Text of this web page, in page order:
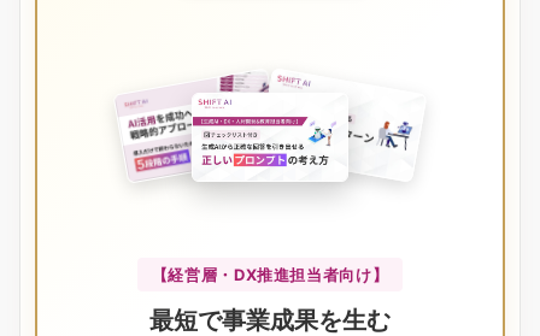
【経営層・DX推進担当者向け】
最短で事業成果を生む